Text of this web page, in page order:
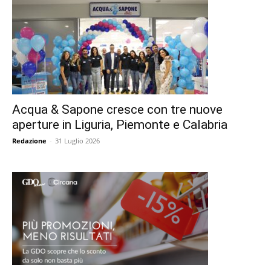
Acqua & Sapone cresce con tre nuove
aperture in Liguria, Piemonte e Calabria
Redazione - 31 Luglio 2026